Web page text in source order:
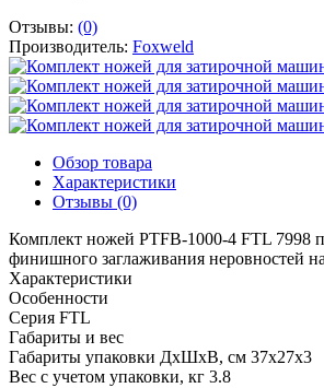
Отзывы: (0)
Производитель: Foxweld
Обзор товара
Характеристики
Отзывы (0)
Комплект ножей PTFB-1000-4 FTL 7998
финишного заглаживания неровностей
Характеристики
Особенности
Серия FTL
Габариты и вес
Габариты упаковки ДхШхВ, см 37х27х3
Вес с учетом упаковки, кг 3.8